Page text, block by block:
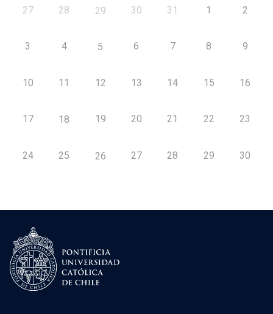
27 28 29 30 31 1 2
3 4 5 6 7 8 9
10 11 12 13 14 15 16
17 18 19 20 21 22 23
24 25 26 27 28 29 30